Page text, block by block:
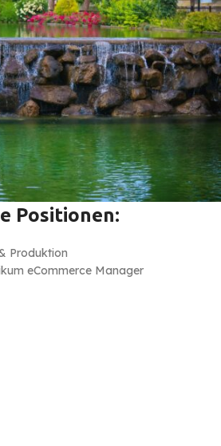
Positionen:
Produktion
eCommerce Manager